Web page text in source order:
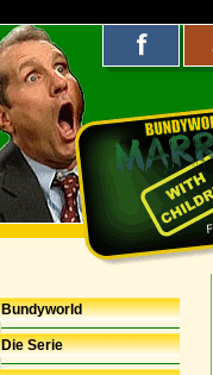
Bundyworld
Die Serie